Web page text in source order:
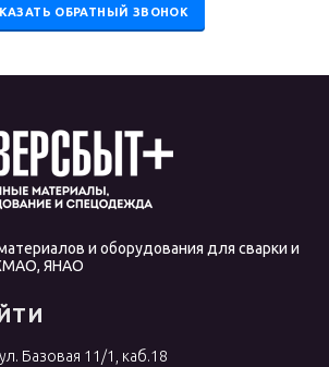
ОБРАТНЫЙ ЗВОНОК
и оборудования для сварки и
ЯНАО
Базовая 11/1, каб.18